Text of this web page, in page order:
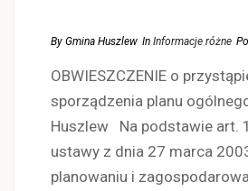
By Gmina Huszlew In Informacje różne
OBWIESZCZENIE o
sporządzenia planu
Huszlew Na podstawie art.
ustawy z dnia 27 marca
planowaniu i